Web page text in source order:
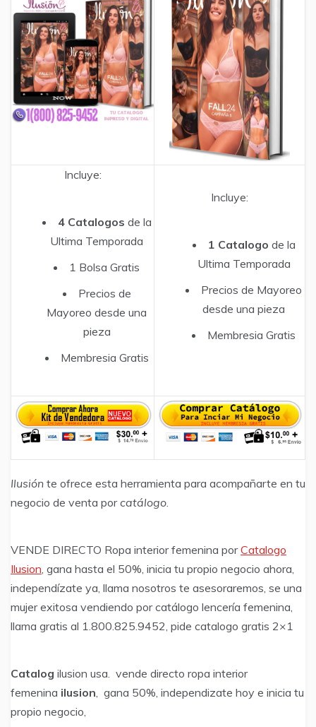
Incluye:
4 Catalogos de la
Ultima Temporada
1 Bolsa Gratis
Precios de
Mayoreo desde una
pieza
Membresia Gratis
Incluye:
1 Catalogo de la
Ultima Temporada
Precios de Mayoreo
desde una pieza
Membresia Gratis
Ilusión te ofrece esta herramienta para acompañarte en tu
negocio de venta porcatálogo.
VENDE DIRECTO Ropa interior femenina porCatalogo
Ilusion, gana hasta el 50%, inicia tu propio negocio ahora,
independízate ya, llama nosotros te asesoraremos, se una
mujer exitosa vendiendo por catálogo lencería femenina,
llama gratis al 1.800.825.9452, pide catalogo gratis 2×1
Catalog ilusion usa. vende directo ropa interior
femenina ilusion, gana 50%, independizate hoy e inicia tu
propio negocio,